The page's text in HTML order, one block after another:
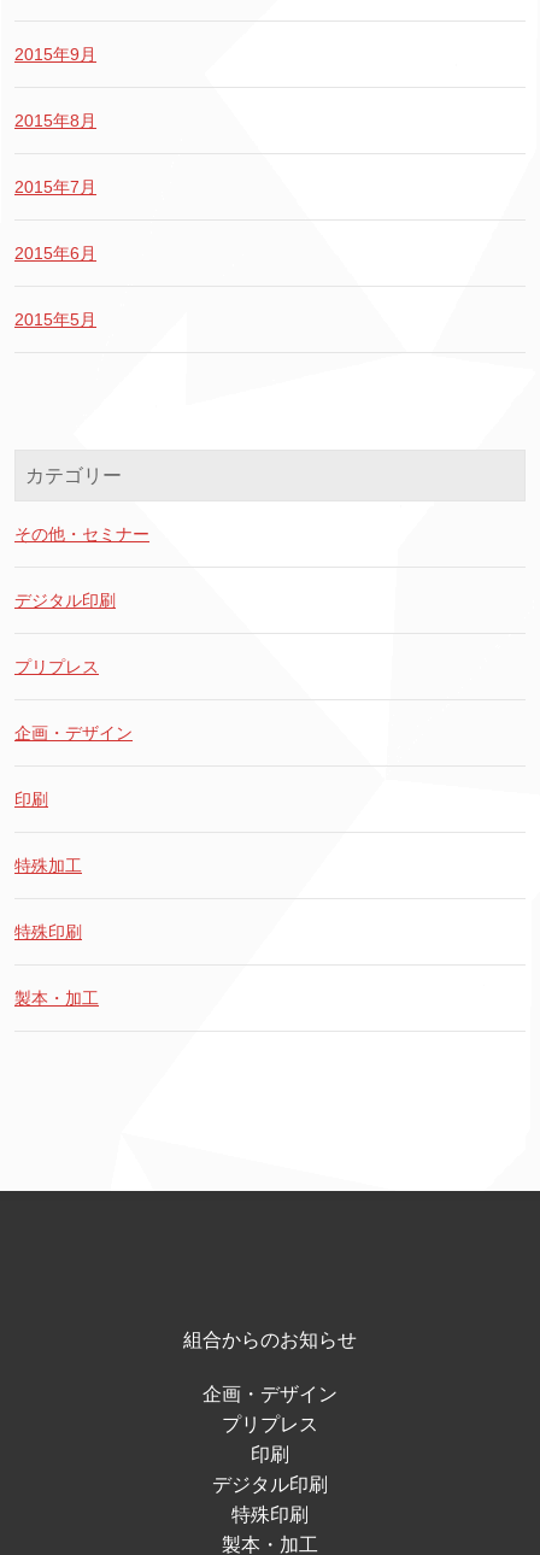
2015年9月
2015年8月
2015年7月
2015年6月
2015年5月
カテゴリー
その他・セミナー
デジタル印刷
プリプレス
企画・デザイン
印刷
特殊加工
特殊印刷
製本・加工
組合からのお知らせ
企画・デザイン
プリプレス
印刷
デジタル印刷
特殊印刷
製本・加工